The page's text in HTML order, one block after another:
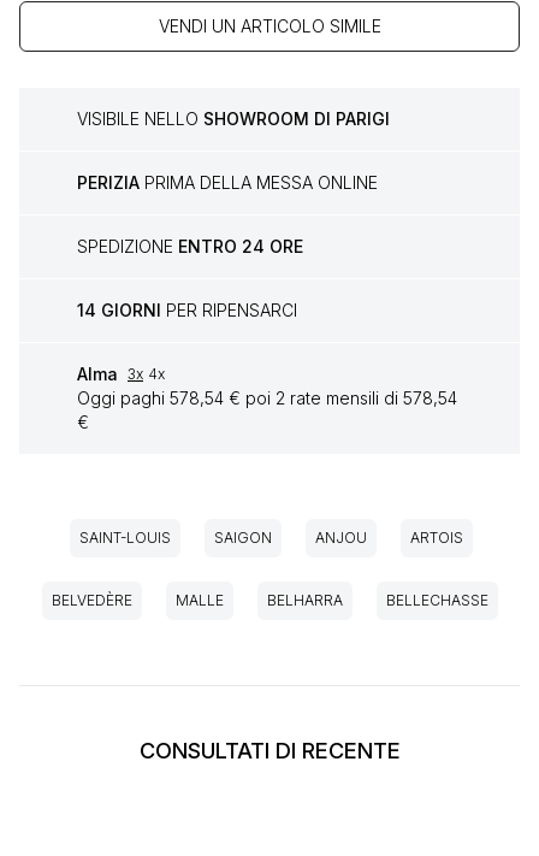
VENDI UN ARTICOLO SIMILE
VISIBILE NELLO SHOWROOM DI PARIGI
PERIZIA PRIMA DELLA MESSA ONLINE
SPEDIZIONE ENTRO 24 ORE
14 GIORNI PER RIPENSARCI
Alma 3x 4x
Oggi paghi 578,54 € poi 2 rate mensili di 578,54
€
SAINT-LOUIS SAIGON ANJOU ARTOIS
BELVEDÈRE MALLE BELHARRA BELLECHASSE
CONSULTATI DI RECENTE